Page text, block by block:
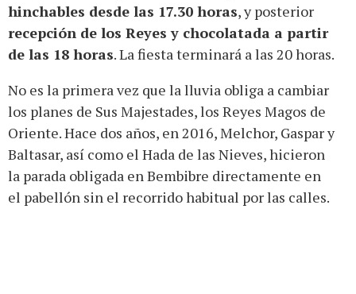
hinchables desde las 17.30 horas, y posterior
recepción de los Reyes y chocolatada a partir
de las 18 horas. La fiesta terminará a las 20 horas.
No es la primera vez que la lluvia obliga a cambiar
los planes de Sus Majestades, los Reyes Magos de
Oriente. Hace dos años, en 2016, Melchor, Gaspar y
Baltasar, así como el Hada de las Nieves, hicieron
la parada obligada en Bembibre directamente en
el pabellón sin el recorrido habitual por las calles.